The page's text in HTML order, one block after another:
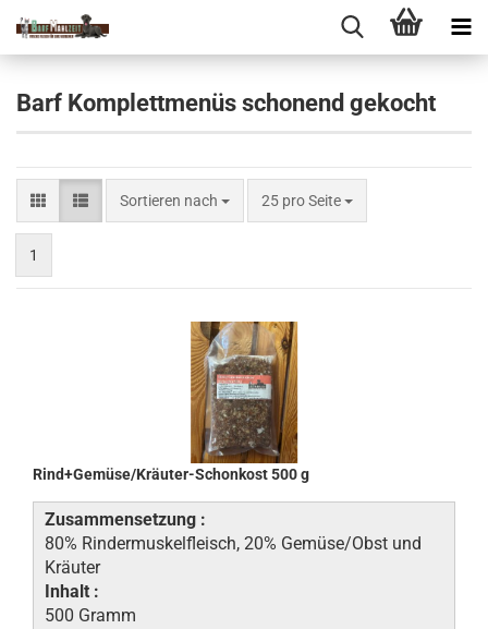
Barf Komplettmenüs schonend gekocht
Sortieren nach
Sortieren nach 25 pro Seite
pro Seite
1
Rind+Gemüse/Kräuter-Schonkost 500 g
Zusammensetzung :
80% Rindermuskelfleisch, 20% Gemüse/Obst und
Kräuter
Inhalt :
500 Gramm